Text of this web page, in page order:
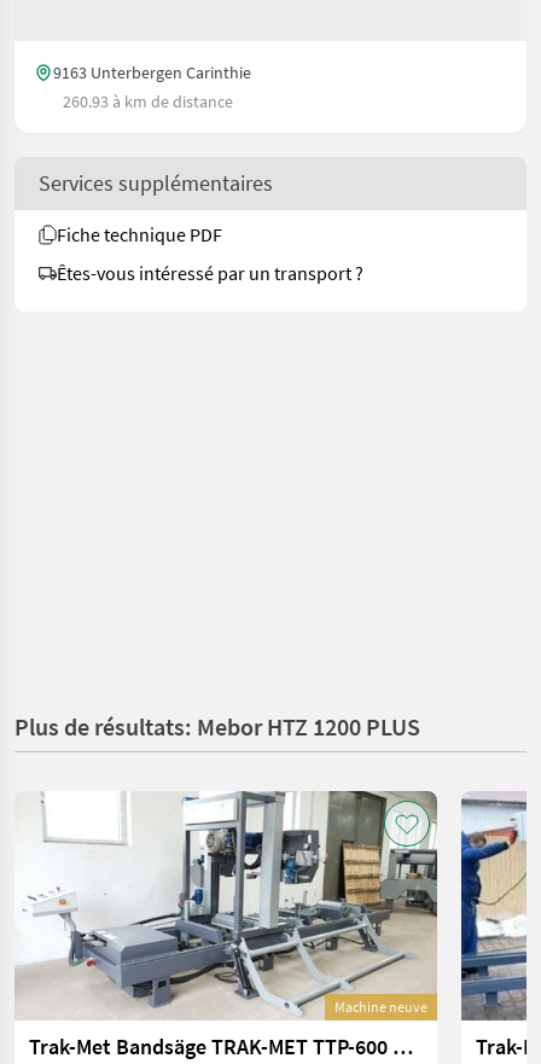
9163 Unterbergen Carinthie
260.93 à km de distance
Services supplémentaires
Fiche technique PDF
Êtes-vous intéressé par un transport ?
Plus de résultats: Mebor HTZ 1200 PLUS
Machine neuve
Trak-Met Bandsäge TRAK-MET TTP-600 PREMIUM, 11kW
Trak-